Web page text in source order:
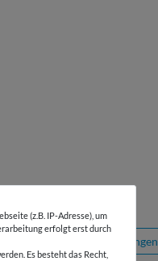
Bewertungen
(z.B. IP-Adresse), um
erfolgt erst durch
Es besteht das Recht,